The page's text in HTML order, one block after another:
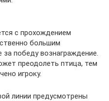
с прохождением
большим
победу вознаграждение.
преодолеть птица, тем
игроку.
линии предусмотрены